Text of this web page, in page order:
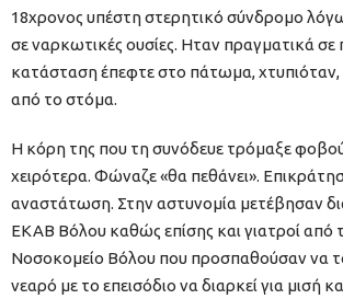
18χρονος υπέστη στερητικό σύνδρομο
σε ναρκωτικές ουσίες. Ηταν πραγματικά
κατάσταση έπεφτε στο πάτωμα,
από το στόμα.
Η κόρη της που τη συνόδευε τρόμαξε
χειρότερα. Φώναζε «θα πεθάνει».
αναστάτωση. Στην αστυνομία μετέβησαν
ΕΚΑΒ Βόλου καθώς επίσης και γιατροί από
Νοσοκομείο Βόλου που προσπαθούσαν να
νεαρό με το επεισόδιο να διαρκεί για μισή